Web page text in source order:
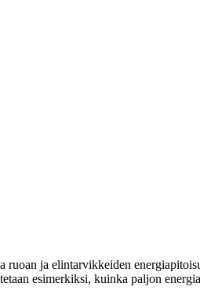
ruoan ja elintarvikkeiden
esimerkiksi, kuinka paljon